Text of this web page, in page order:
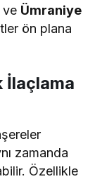
ve Ümraniye
ön plana
İlaçlama
zamanda
Özellikle